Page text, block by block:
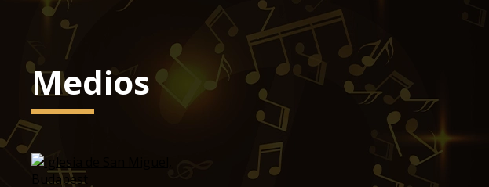
Medios